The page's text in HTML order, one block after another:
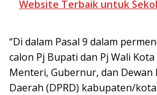
Website Terbaik untuk
“Di dalam Pasal 9 dalam
calon Pj Bupati dan Pj Wali
Menteri, Gubernur, dan Dewan
Daerah (DPRD) kabupaten/